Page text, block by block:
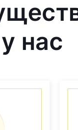
нас